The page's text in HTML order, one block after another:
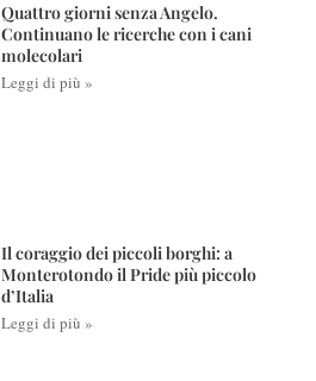
Quattro giorni senza Angelo.
Continuano le ricerche con i cani
molecolari
Leggi di più »
Il coraggio dei piccoli borghi: a
Monterotondo il Pride più piccolo
d’Italia
Leggi di più »